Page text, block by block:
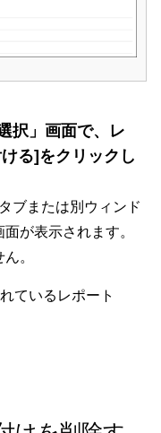
択」画面で、レ
る]をクリックし
ブまたは別ウィンド
が表示されます。
。
ているレポート